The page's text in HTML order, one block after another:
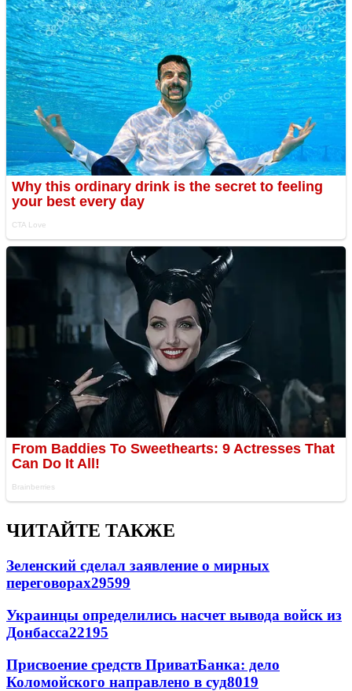
ЧИТАЙТЕ ТАКЖЕ
Зеленский сделал заявление о мирных
переговорах29599
Украинцы определились насчет вывода войск из
Донбасса22195
Присвоение средств ПриватБанка: дело
Коломойского направлено в суд8019